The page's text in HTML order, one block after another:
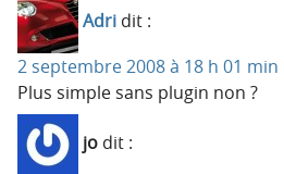
Adri dit :
2 septembre 2008 à 18 h 01 min
Plus simple sans plugin non ?
jo dit :